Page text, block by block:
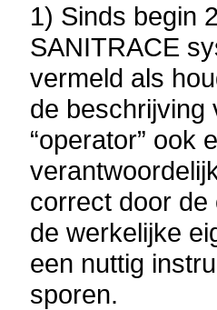
1) Sinds begin
SANITRACE
vermeld als
de beschrijving
“operator” ook
correct door de
de werkelijke
een nuttig
sporen.